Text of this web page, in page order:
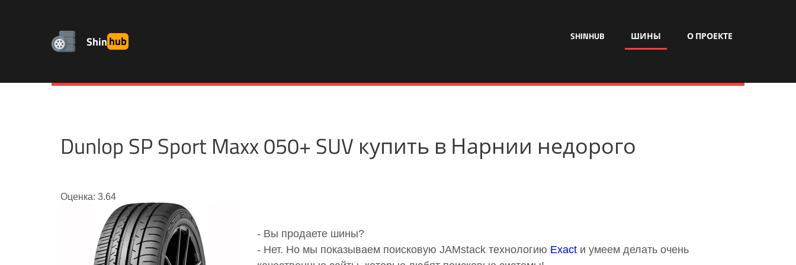
Shinhub SHINHUB ШИНЫ О ПРОЕКТЕ
Dunlop SP Sport Maxx 050+ SUV купить в Нарнии недорого
Оценка: 3.64
- Вы продаете шины?
- Нет. Но мы показываем поисковую JAMstack технологию Exact и умеем делать очень